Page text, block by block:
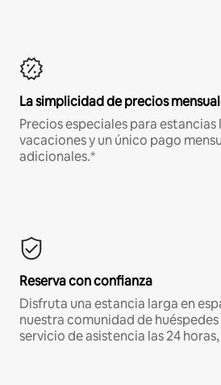
La simplicidad de precios
Precios especiales para estancias
vacaciones y un único pago
adicionales.*
Reserva con confianza
Disfruta una estancia larga en
nuestra comunidad de
servicio de asistencia las 24